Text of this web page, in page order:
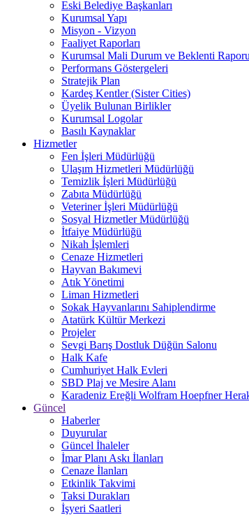
Eski Belediye Başkanları
Kurumsal Yapı
Misyon - Vizyon
Faaliyet Raporları
Kurumsal Mali Durum ve Beklenti Raporu
Performans Göstergeleri
Stratejik Plan
Kardeş Kentler (Sister Cities)
Üyelik Bulunan Birlikler
Kurumsal Logolar
Basılı Kaynaklar
Hizmetler
Fen İşleri Müdürlüğü
Ulaşım Hizmetleri Müdürlüğü
Temizlik İşleri Müdürlüğü
Zabıta Müdürlüğü
Veteriner İşleri Müdürlüğü
Sosyal Hizmetler Müdürlüğü
İtfaiye Müdürlüğü
Nikah İşlemleri
Cenaze Hizmetleri
Hayvan Bakımevi
Atık Yönetimi
Liman Hizmetleri
Sokak Hayvanlarını Sahiplendirme
Atatürk Kültür Merkezi
Projeler
Sevgi Barış Dostluk Düğün Salonu
Halk Kafe
Cumhuriyet Halk Evleri
SBD Plaj ve Mesire Alanı
Karadeniz Ereğli Wolfram Hoepfner
Güncel
Haberler
Duyurular
Güncel İhaleler
İmar Planı Askı İlanları
Cenaze İlanları
Etkinlik Takvimi
Taksi Durakları
İşyeri Saatleri